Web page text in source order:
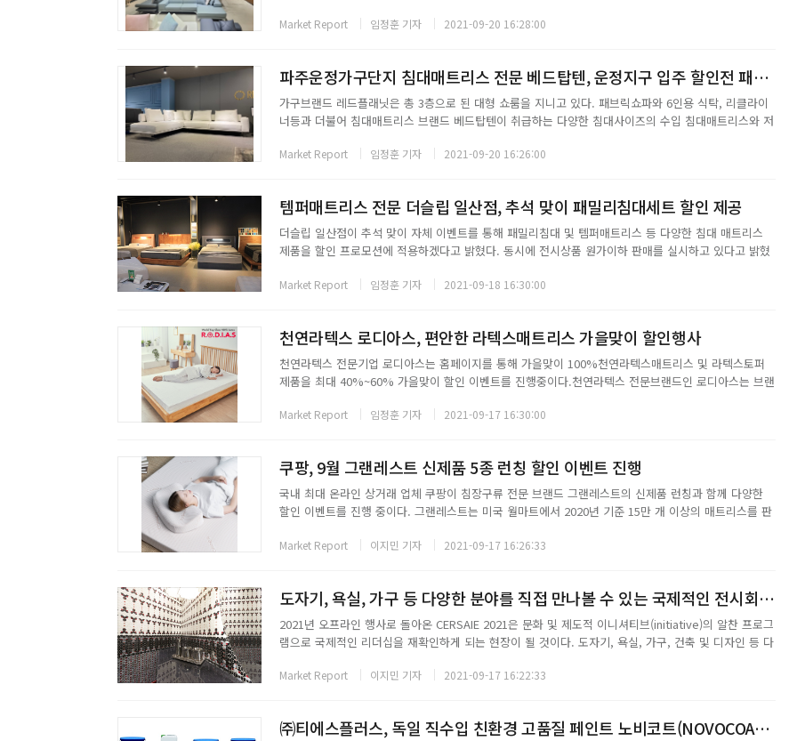
드로 소비자들이 믿고 구매할 수 있는 브랜드로 자리매김을 하고 있...
Market Report 임정훈 기자 2021-09-20 16:28:00
파주운정가구단지 침대매트리스 전문 베드탑텐, 운정지구 입주 할인전 패밀리침대 침대프레임 최저가 혜택 진행
가구브랜드 레드플래닛은 총 3층으로 된 대형 쇼룸을 지니고 있다. 패브릭쇼파와 6인용 식탁, 리클라이
너등과 더불어 침대매트리스 브랜드 베드탑텐이 취급하는 다양한 침대사이즈의 수입 침대매트리스와 저
평 수색 DMC, 운정지구등 입주고객을 포함하여 가죽소파 또는 ...
Market Report 임정훈 기자 2021-09-20 16:26:00
템퍼매트리스 전문 더슬립 일산점, 추석 맞이 패밀리침대세트 할인 제공
더슬립 일산점이 추석 맞이 자체 이벤트를 통해 패밀리침대 및 템퍼매트리스 등 다양한 침대 매트리스
제품을 할인 프로모션에 적용하겠다고 밝혔다. 동시에 전시상품 원가이하 판매를 실시하고 있다고 밝혔
메모리폼 베개를 증정하고 타월형 방수커버 특별 할인가를 제공하...
Market Report 임정훈 기자 2021-09-18 16:30:00
천연라텍스 로디아스, 편안한 라텍스매트리스 가을맞이 할인행사
천연라텍스 전문기업 로디아스는 홈페이지를 통해 가을맞이 100%천연라텍스매트리스 및 라텍스토퍼
제품을 최대 40%~60% 가을맞이 할인 이벤트를 진행중이다.천연라텍스 전문브랜드인 로디아스는 브랜
및 합리적인 가격에 판매하여 소비자들에게 꾸준히 인기있는 브랜드로 자...
Market Report 임정훈 기자 2021-09-17 16:30:00
쿠팡, 9월 그랜레스트 신제품 5종 런칭 할인 이벤트 진행
국내 최대 온라인 상거래 업체 쿠팡이 침장구류 전문 브랜드 그랜레스트의 신제품 런칭과 함께 다양한
할인 이벤트를 진행 중이다. 그랜레스트는 미국 월마트에서 2020년 기준 15만 개 이상의 매트리스를 판
지난 5월 쿠팡에서의 한국 정식 런칭으로 화제가 되기...
Market Report 이지민 기자 2021-09-17 16:26:33
도자기, 욕실, 가구 등 다양한 분야를 직접 만나볼 수 있는 국제적인 전시회 CERSAIE 2021
2021년 오프라인 행사로 돌아온 CERSAIE 2021은 문화 및 제도적 이니셔티브(initiative)의 알찬 프로그
램으로 국제적인 리더십을 재확인하게 되는 현장이 될 것이다. 도자기, 욕실, 가구, 건축 및 디자인 등 다
부터 10월 1일까지 개...
Market Report 이지민 기자 2021-09-17 16:22:33
㈜티에스플러스, 독일 직수입 친환경 고품질 페인트 노비코트(NOVOCOAT), 텍스칼라(TEXCOLOR) 출시